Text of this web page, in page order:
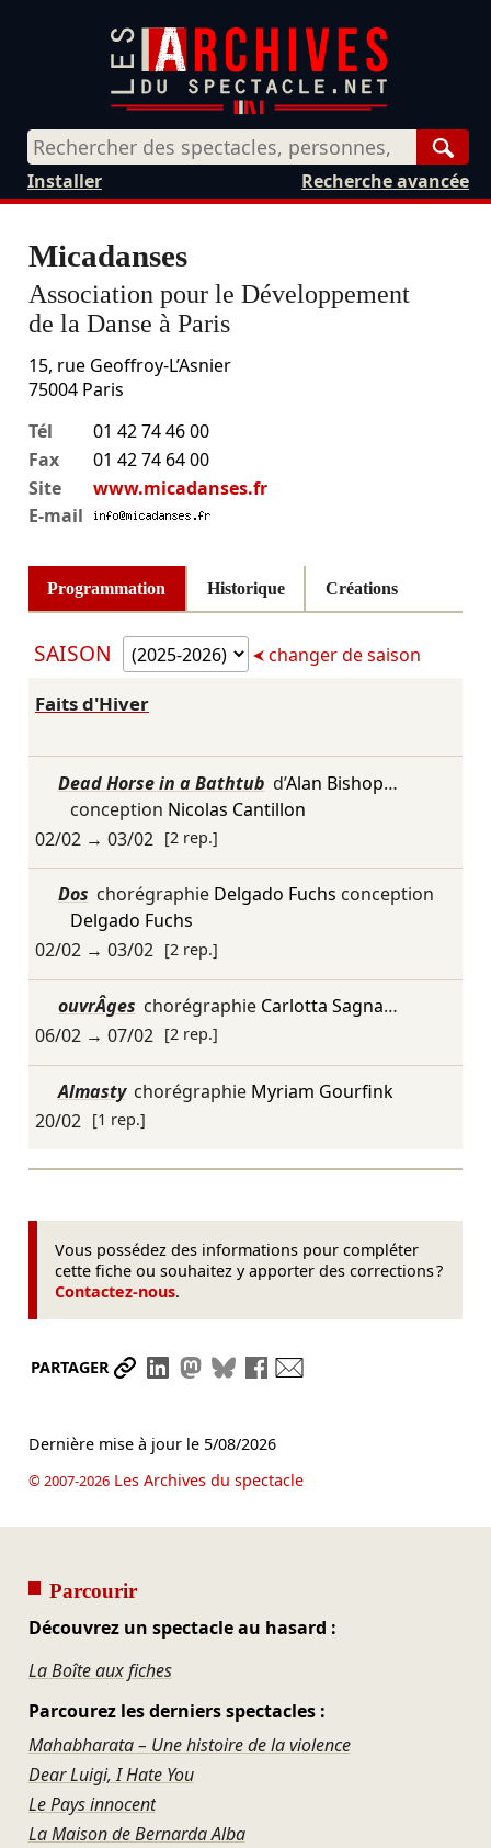
Recherche avancée
Installer
Micadanses
Association pour le Développement
de la Danse à Paris
15, rue Geoffroy-L’Asnier
75004 Paris
Tél
01 42 74 46 00
Fax
01 42 74 64 00
Site
www.micadanses.fr
E-mail
Programmation Historique Créations
SAISON changer de saison
Faits d'Hiver
Dead Horse in a Bathtub d’Alan Bishop…
conception Nicolas Cantillon
02/02→ 03/02 [2 rep.]
Dos chorégraphie Delgado Fuchs conception
Delgado Fuchs
02/02→ 03/02 [2 rep.]
ouvrÂges chorégraphie Carlotta Sagna…
06/02→ 07/02 [2 rep.]
Almasty chorégraphie Myriam Gourfink
20/02 [1 rep.]
Vous possédez des informations pour compléter
cette fiche ou souhaitez y apporter des corrections ?
Contactez-nous.
PARTAGER Partager le lien
Partager sur LinkedIn
Partager sur Mastodon
Partager sur Bluesky
Partager sur Facebook
Dernière mise à jour le 5/08/2026
© 2007-2026Les Archives du spectacle
Parcourir
Découvrez un spectacle au hasard :
La Boîte aux fiches
Parcourez les derniers spectacles :
Mahabharata – Une histoire de la violence
Dear Luigi, I Hate You
Le Pays innocent
La Maison de Bernarda Alba